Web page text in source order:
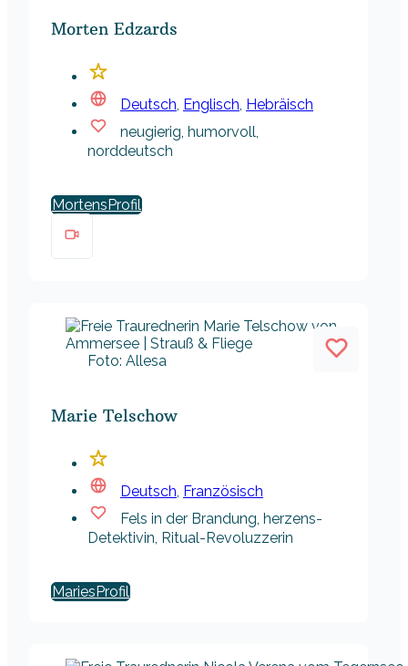
Morten Edzards
Deutsch, Englisch, Hebräisch
neugierig, humorvoll,
norddeutsch
Mortens
Foto: Allesa
Marie Telschow
Deutsch, Französisch
Fels in der Brandung, herzens-
Detektivin, Ritual-Revoluzzerin
Maries